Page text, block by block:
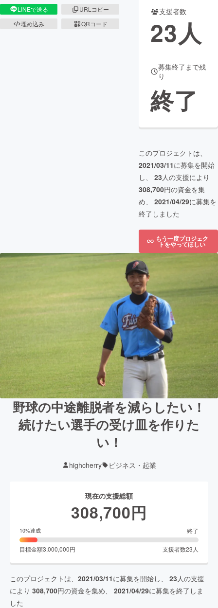
LINEで送る
URLコピー
埋め込み
QRコード
支援者数
23人
募集終了まで残
り
終了
このプロジェクトは、
2021/03/11に募集を開始
し、 23人の支援により
308,700円の資金を集
め、 2021/04/29に募集を
終了しました
もう一度プロジェク
トをやってほしい
野球の中途離脱者を減らしたい！
続けたい選手の受け皿を作りた
い！
highcherry ビジネス・起業
現在の支援総額
308,700円
10%達成 終了
目標金額3,000,000円 支援者数23 人
このプロジェクトは、 2021/03/11に募集を開始し、 23 人の支援
により 308,700円の資金を集め、 2021/04/29に募集を終了しま
した